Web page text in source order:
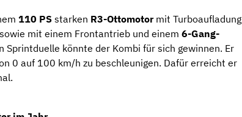
110 PS starken R3-Ottomotormit Turboaufladung
mit einem Frontantrieb und einem 6-Gang-
Sprintduelle könnte der Kombi für sich gewinnen. Er
0 auf 100 km/h zu beschleunigen. Dafür erreicht er